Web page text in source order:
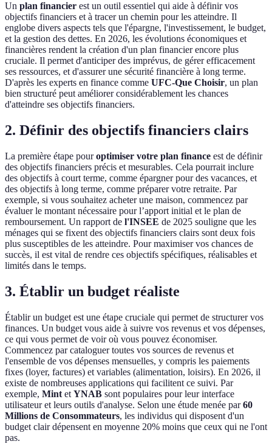
Un plan financier est un outil essentiel qui aide à définir vos
objectifs financiers et à tracer un chemin pour les atteindre. Il
englobe divers aspects tels que l'épargne, l'investissement, le budget,
et la gestion des dettes. En 2026, les évolutions économiques et
financières rendent la création d'un plan financier encore plus
cruciale. Il permet d'anticiper des imprévus, de gérer efficacement
ses ressources, et d'assurer une sécurité financière à long terme.
D'après les experts en finance comme UFC-Que Choisir, un plan
bien structuré peut améliorer considérablement les chances
d'atteindre ses objectifs financiers.
2. Définir des objectifs financiers clairs
La première étape pouroptimiser votre plan finance est de définir
des objectifs financiers précis et mesurables. Cela pourrait inclure
des objectifs à court terme, comme épargner pour des vacances, et
des objectifs à long terme, comme préparer votre retraite. Par
exemple, si vous souhaitez acheter une maison, commencez par
évaluer le montant nécessaire pour l’apport initial et le plan de
remboursement. Un rapport de l'INSEE de 2025 souligne que les
ménages qui se fixent des objectifs financiers clairs sont deux fois
plus susceptibles de les atteindre. Pour maximiser vos chances de
succès, il est vital de rendre ces objectifs spécifiques, réalisables et
limités dans le temps.
3. Établir un budget réaliste
Établir un budget est une étape cruciale qui permet de structurer vos
finances. Un budget vous aide à suivre vos revenus et vos dépenses,
ce qui vous permet de voir où vous pouvez économiser.
Commencez par cataloguer toutes vos sources de revenus et
l'ensemble de vos dépenses mensuelles, y compris les paiements
fixes (loyer, factures) et variables (alimentation, loisirs). En 2026, il
existe de nombreuses applications qui facilitent ce suivi. Par
exemple, Mint et YNAB sont populaires pour leur interface
utilisateur et leurs outils d'analyse. Selon une étude menée par60
Millions de Consommateurs, les individus qui disposent d'un
budget clair dépensent en moyenne 20% moins que ceux qui ne l'ont
pas.